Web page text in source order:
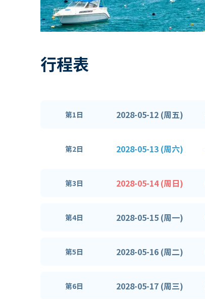
行程表
第1日 2028-05-12 (周五)
第2日 2028-05-13 (周六)
第3日 2028-05-14 (周日)
第4日 2028-05-15 (周一)
第5日 2028-05-16 (周二)
第6日 2028-05-17 (周三)